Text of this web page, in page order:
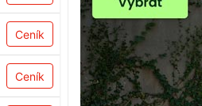
Ceník
Ceník